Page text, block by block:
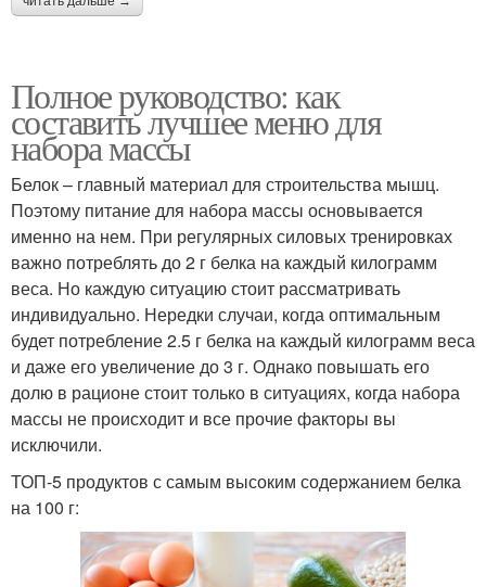
Полное руководство: как
составить лучшее меню для
набора массы
Белок – главный материал для строительства мышц.
Поэтому питание для набора массы основывается
именно на нем. При регулярных силовых тренировках
важно потреблять до 2 г белка на каждый килограмм
веса. Но каждую ситуацию стоит рассматривать
индивидуально. Нередки случаи, когда оптимальным
будет потребление 2.5 г белка на каждый килограмм веса
и даже его увеличение до 3 г. Однако повышать его
долю в рационе стоит только в ситуациях, когда набора
массы не происходит и все прочие факторы вы
исключили.
ТОП-5 продуктов с самым высоким содержанием белка
на 100 г: